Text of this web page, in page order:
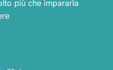
più che impararla